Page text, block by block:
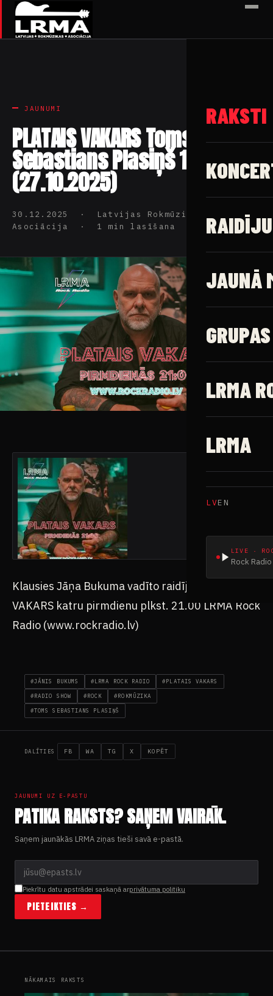
✕
RAKSTI
JAUNĀ
GRUPAS
LRMA
LRMA
LVEN
LIVE ·
Rock
JAUNUMI
PLATAIS VAKARS Toms
Sebastians Plasiņš 1. daļa
(27.10.2025)
30.12.2025 · Latvijas Rokmūzikas
Asociācija · 1 min lasīšana
Klausies Jāņa Bukuma vadīto raidījumu PLATAIS
VAKARS katru pirmdienu plkst. 21.00 LRMA Rock
Radio (www.rockradio.lv)
#JĀNIS BUKUMS #LRMA ROCK RADIO #PLATAIS VAKARS
#RADIO SHOW #ROCK #ROKMŪZIKA
#TOMS SEBASTIANS PLASIŅŠ
DALĪTIES FB WA TG X KOPĒT
JAUNUMI UZ E-PASTU
PATIKA RAKSTS? SAŅEM VAIRĀK.
Saņem jaunākās LRMA ziņas tieši savā e-pastā.
Piekrītu datu apstrādei saskaņā arprivātuma politiku
PIETEIKTIES →
NĀKAMAIS RAKSTS